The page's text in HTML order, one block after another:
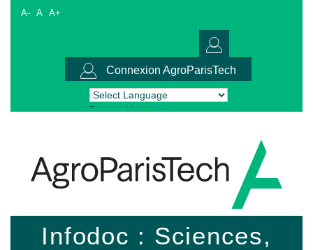
A- A A+
Connexion AgroParisTech
Powered by Translate
Infodoc : Sciences,